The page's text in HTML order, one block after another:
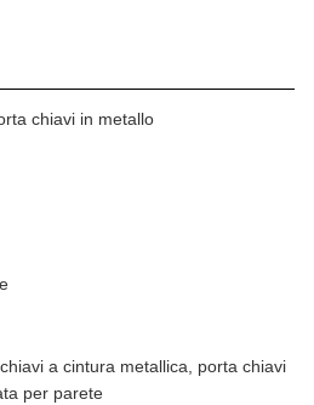
chiavi in metallo
a cintura metallica, porta chiavi
per parete